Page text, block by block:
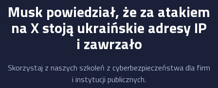
Musk powiedział, że za atakiem
na X stoją ukraińskie adresy IP
i zawrzało
Skorzystaj z naszych szkoleń z cyberbezpieczeństwa dla firm
i instytucji publicznych.